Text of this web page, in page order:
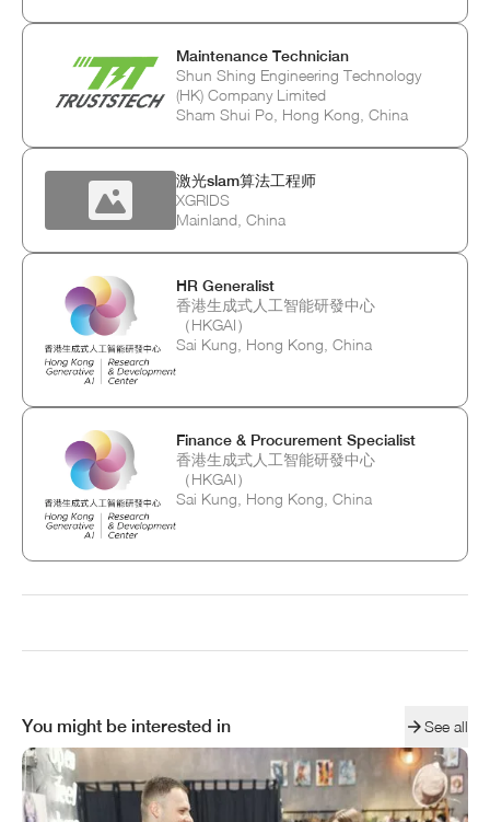
Maintenance Technician
Shun Shing Engineering Technology
(HK) Company Limited
Sham Shui Po, Hong Kong, China
激光slam算法工程师
XGRIDS
Mainland, China
HR Generalist
香港生成式人工智能研發中心
（HKGAI）
Sai Kung, Hong Kong, China
Finance & Procurement Specialist
香港生成式人工智能研發中心
（HKGAI）
Sai Kung, Hong Kong, China
You might be interested in See all